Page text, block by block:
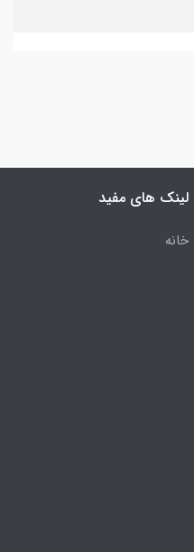
لینک های مفید
خانه